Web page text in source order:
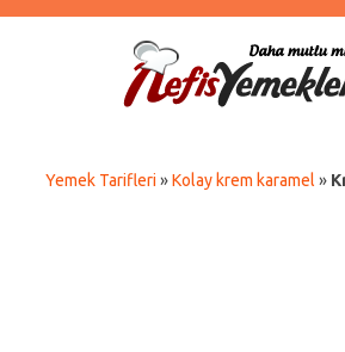
Yemek Tarifleri »Kolay krem karamel »